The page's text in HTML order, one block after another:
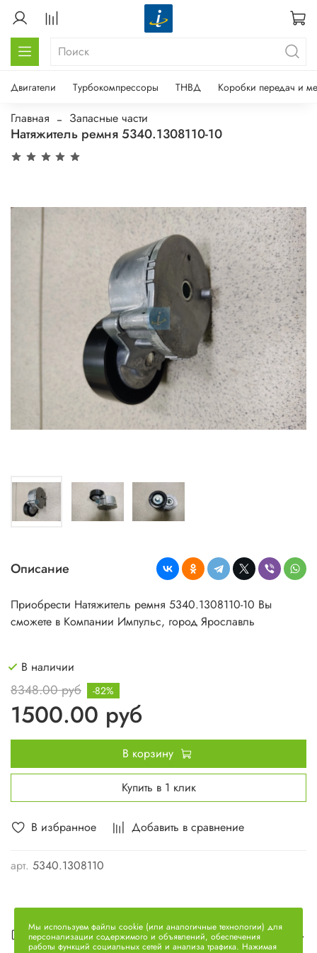
Двигатели Турбокомпрессоры ТНВД Коробки передач и
Главная Запасные части
Натяжитель ремня 5340.1308110-10
В избранное Добавить в сравнение
арт. 5340.1308110
Описание
Приобрести Натяжитель ремня 5340.1308110-10 Вы
сможете в Компании Импульс, город Ярославль
В наличии
8348.00 руб
1500.00 руб
-82%
В корзину
Купить в 1 клик
Описание
Мы используем файлы cookie (или аналогичные технологии) для
персонализации содержимого и объявлений, обеспечения
работы функций социальных сетей и анализа трафика. Нажимая